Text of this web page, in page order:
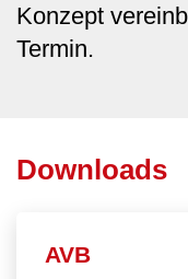
Konzept
Termin.
Downloads
AVB